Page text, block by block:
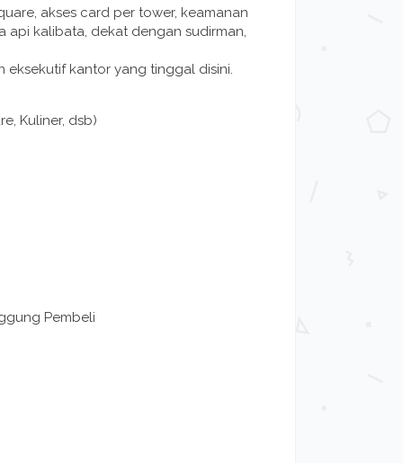
akses card per tower, keamanan
api kalibata, dekat dengan sudirman,
eksekutif kantor yang tinggal disini.
Kuliner, dsb)
Pembeli